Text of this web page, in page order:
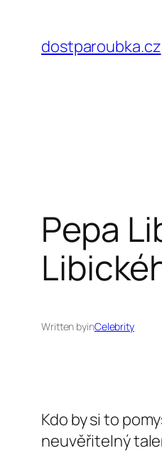
obsah
dostparoubka.cz
Pepa
Written byinCelebrity
Kdo by si to
neuvěřitelný